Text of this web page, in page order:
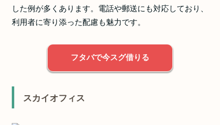
した例が多くあります。電話や郵送にも対応しており、
利用者に寄り添った配慮も魅力です。
フタバで今スグ借りる
スカイオフィス